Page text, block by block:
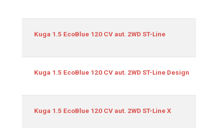
Kuga 1.5 EcoBlue 120 CV aut. 2WD ST-Line
Kuga 1.5 EcoBlue 120 CV aut. 2WD ST-Line Design
Kuga 1.5 EcoBlue 120 CV aut. 2WD ST-Line X